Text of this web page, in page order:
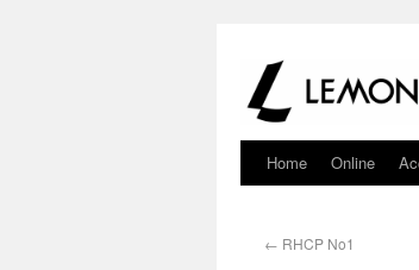
Home Online
← RHCP No1